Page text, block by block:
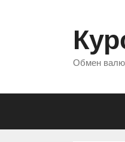
Обмен